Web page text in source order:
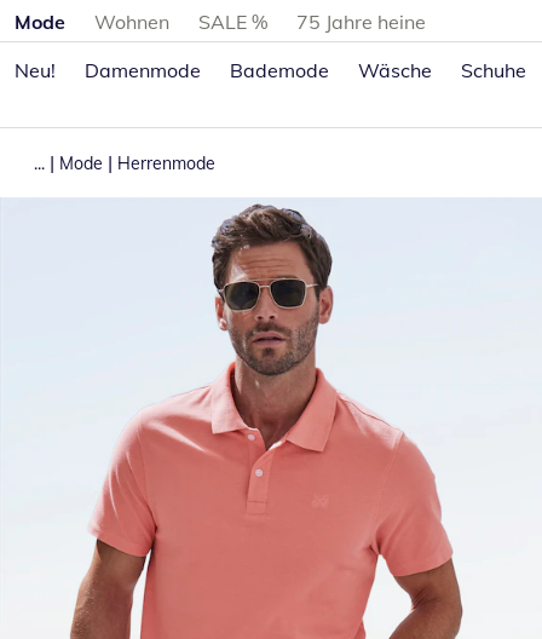
Produktkategorien überspringen
Mode Wohnen SALE %
75 Jahre heine
Neu!
Damenmode Bademode Wäsche Schuhe
... | Mode | Herrenmode